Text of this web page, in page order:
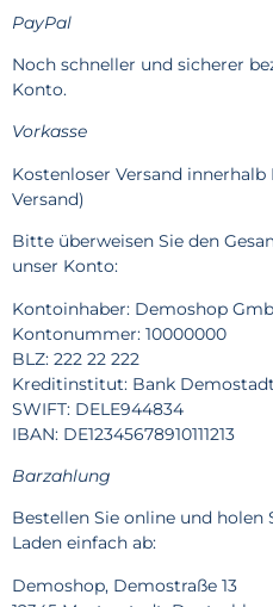
PayPal
Noch schneller und sicherer
Konto.
Vorkasse
Kostenloser Versand
Versand)
Bitte überweisen Sie den
unser Konto:
Kontoinhaber: Demoshop
Kontonummer: 10000000
BLZ: 222 22 222
Kreditinstitut: Bank Demostadt
SWIFT: DELE944834
IBAN: DE12345678910111213
Barzahlung
Bestellen Sie online und
Laden einfach ab:
Demoshop, Demostraße 13